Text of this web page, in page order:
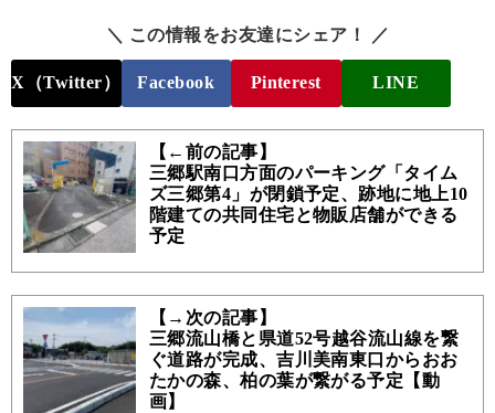
＼ この情報をお友達にシェア！ ／
X（Twitter） Facebook Pinterest LINE
【←前の記事】
三郷駅南口方面のパーキング「タイム
ズ三郷第4」が閉鎖予定、跡地に地上10
階建ての共同住宅と物販店舗ができる
予定
【→次の記事】
三郷流山橋と県道52号越谷流山線を繋
ぐ道路が完成、吉川美南東口からおお
たかの森、柏の葉が繋がる予定【動
画】